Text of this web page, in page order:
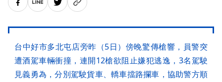
台中好市多北屯店旁昨（5日）傍晚驚傳槍響，員警突
遭酒駕車輛衝撞，連開12槍欲阻止嫌犯逃逸，3名駕駛
見義勇為，分別駕駛貨車、轎車擋路攔車，協助警方順